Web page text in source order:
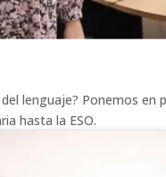
lenguaje? Ponemos en
hasta la ESO.